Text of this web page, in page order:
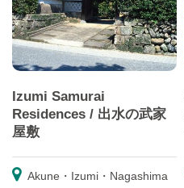
Izumi Samurai
Residences / 出水の武家
屋敷
Akune・Izumi・Nagashima